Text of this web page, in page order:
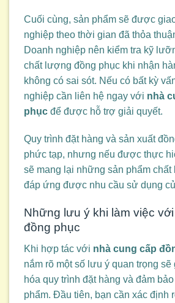
Cuối cùng, sản phẩm sẽ được
nghiệp theo thời gian đã thỏa
Doanh nghiệp nên kiểm tra kỹ
chất lượng đồng phục khi nhận
không có sai sót. Nếu có bất kỳ
nghiệp cần liên hệ ngay với nhà
phục để được hỗ trợ giải quyết.
Quy trình đặt hàng và sản xuất
phức tạp, nhưng nếu được thực
sẽ mang lại những sản phẩm
đáp ứng được nhu cầu sử dụng
Những lưu ý khi làm việc
đồng phục
Khi hợp tác với nhà cung cấp
nắm rõ một số lưu ý quan trọng
hóa quy trình đặt hàng và đảm
phẩm. Đầu tiên, bạn cần xác định